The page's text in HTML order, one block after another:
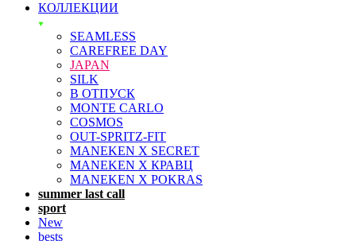
КОЛЛЕКЦИИ
SEAMLESS
CAREFREE DAY
JAPAN
SILK
В ОТПУСК
MONTE CARLO
COSMOS
OUT-SPRITZ-FIT
MANEKEN X SECRET
MANEKEN X КРАВЦ
MANEKEN X POKRAS
summer last call
sport
New
bests